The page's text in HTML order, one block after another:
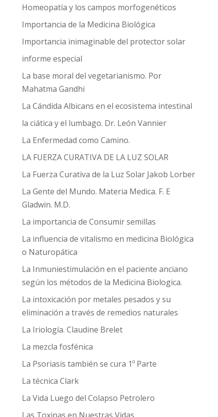
Homeopatía y los campos morfogenéticos
Importancia de la Medicina Biológica
Importancia inimaginable del protector solar
informe especial
La base moral del vegetarianismo. Por
Mahatma Gandhi
La Cándida Albicans en el ecosistema intestinal
la ciática y el lumbago. Dr. León Vannier
La Enfermedad como Camino.
LA FUERZA CURATIVA DE LA LUZ SOLAR
La Fuerza Curativa de la Luz Solar Jakob Lorber
La Gente del Mundo. Materia Medica. F. E
Gladwin. M.D.
La importancia de Consumir semillas
La influencia de vitalismo en medicina Biológica
o Naturopática
La Inmuniestimulación en el paciente anciano
según los métodos de la Medicina Biologica.
La intoxicación por metales pesados y su
eliminación a través de remedios naturales
La Iriología. Claudine Brelet
La mezcla fosfénica
La Psoriasis también se cura 1º Parte
La técnica Clark
La Vida Luego del Colapso Petrolero